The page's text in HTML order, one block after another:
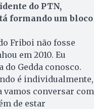
do PTN,
formando um bloco
Friboi não fosse
em 2010. Eu
Gedda conosco.
é individualmente,
vamos conversar com
de estar